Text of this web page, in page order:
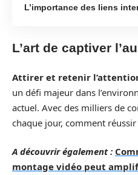
L’importance des liens
L’art de captiver
Attirer et retenir
un défi majeur dans
actuel. Avec des milliers de
chaque jour, comment
A découvrir également :
montage vidéo peut